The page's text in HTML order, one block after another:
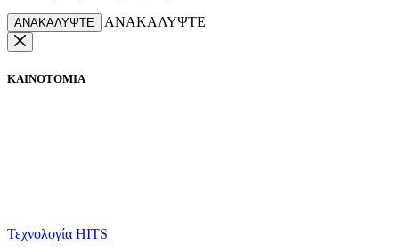
ΑΝΑΚΑΛΥΨΤΕ ΑΝΑΚΑΛΥΨΤΕ
ΚΑΙΝΟΤΟΜΙΑ
Τεχνολογία HITS